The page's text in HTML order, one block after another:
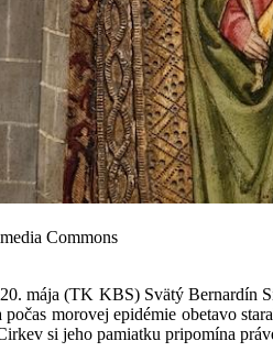
Commons
mája (TK KBS) Svätý Bernardín
počas morovej epidémie obetavo
si jeho pamiatku pripomína